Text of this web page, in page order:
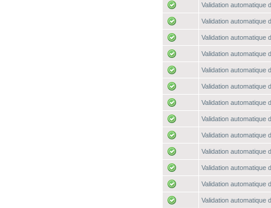
Validation automatique
Validation automatique
Validation automatique
Validation automatique
Validation automatique
Validation automatique
Validation automatique
Validation automatique
Validation automatique
Validation automatique
Validation automatique
Validation automatique
Validation automatique